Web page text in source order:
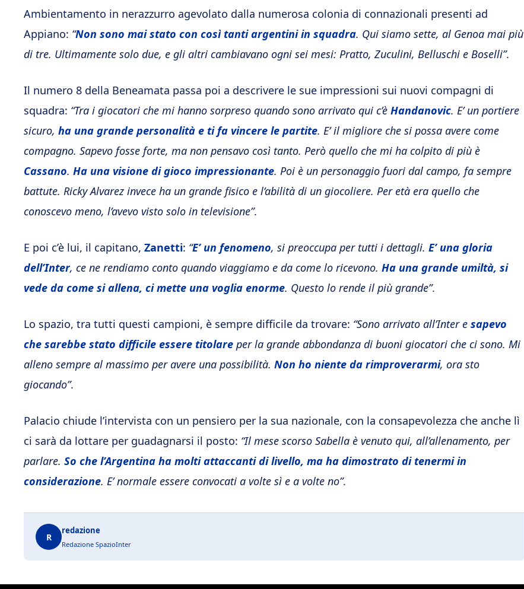
Ambientamento in nerazzurro agevolato dalla numerosa colonia di connazionali presenti ad
Appiano: “Non sono mai stato con così tanti argentini in squadra. Qui siamo sette, al Genoa mai più
di tre. Ultimamente solo due, e gli altri cambiavano ogni sei mesi: Pratto, Zuculini, Belluschi e Boselli”.
Il numero 8 della Beneamata passa poi a descrivere le sue impressioni sui nuovi compagni di
squadra: “Tra i giocatori che mi hanno sorpreso quando sono arrivato qui c’è Handanovic. E’ un portiere
sicuro, ha una grande personalità e ti fa vincere le partite. E’ il migliore che si possa avere come
compagno. Sapevo fosse forte, ma non pensavo così tanto. Però quello che mi ha colpito di più è
Cassano. Ha una visione di gioco impressionante. Poi è un personaggio fuori dal campo, fa sempre
battute. Ricky Alvarez invece ha un grande fisico e l’abilità di un giocoliere. Per età era quello che
conoscevo meno, l’avevo visto solo in televisione”.
E poi c’è lui, il capitano, Zanetti: “E’ un fenomeno, si preoccupa per tutti i dettagli. E’ una gloria
dell’Inter, ce ne rendiamo conto quando viaggiamo e da come lo ricevono. Ha una grande umiltà, si
vede da come si allena, ci mette una voglia enorme. Questo lo rende il più grande”.
Lo spazio, tra tutti questi campioni, è sempre difficile da trovare: “Sono arrivato all’Inter e sapevo
che sarebbe stato difficile essere titolare per la grande abbondanza di buoni giocatori che ci sono. Mi
alleno sempre al massimo per avere una possibilità. Non ho niente da rimproverarmi, ora sto
giocando”.
Palacio chiude l’intervista con un pensiero per la sua nazionale, con la consapevolezza che anche lì
ci sarà da lottare per guadagnarsi il posto: “Il mese scorso Sabella è venuto qui, all’allenamento, per
parlare. So che l’Argentina ha molti attaccanti di livello, ma ha dimostrato di tenermi in
considerazione. E’ normale essere convocati a volte sì e a volte no”.
R
redazione
Redazione SpazioInter